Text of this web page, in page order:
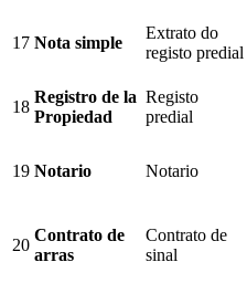
17 Nota simple
Extrato do
registo predial
18
Registro de la
Propiedad
Registo
predial
19 Notario Notario
20
Contrato de
arras
Contrato de
sinal